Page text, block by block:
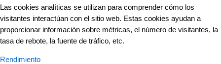
Las cookies analíticas se utilizan para comprender cómo los
visitantes interactúan con el sitio web. Estas cookies ayudan a
proporcionar información sobre métricas, el número de visitantes, la
tasa de rebote, la fuente de tráfico, etc.
Rendimiento